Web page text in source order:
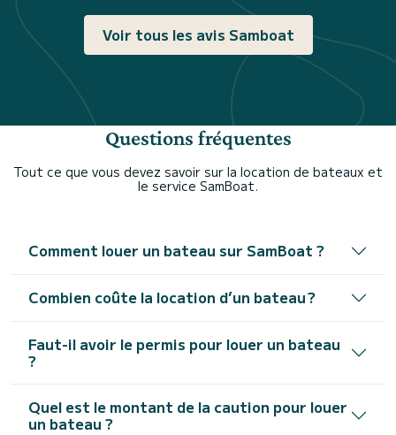
Voir tous les avis Samboat
Questions fréquentes
Tout ce que vous devez savoir sur la location de bateaux et
le service SamBoat.
Comment louer un bateau sur SamBoat ?
Combien coûte la location d’un bateau ?
Faut-il avoir le permis pour louer un bateau
?
Quel est le montant de la caution pour louer
un bateau ?